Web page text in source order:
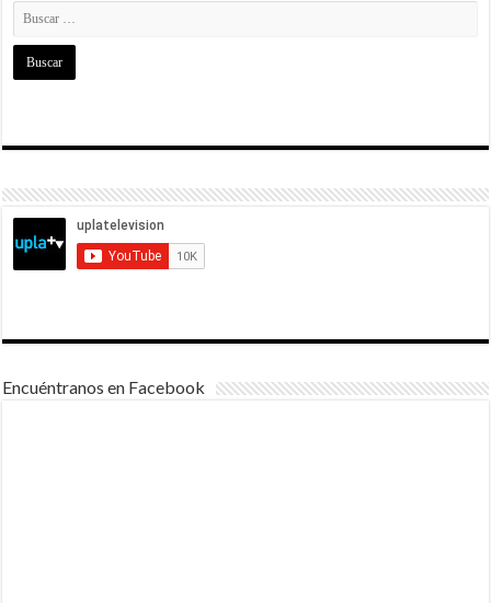
Encuéntranos en Facebook